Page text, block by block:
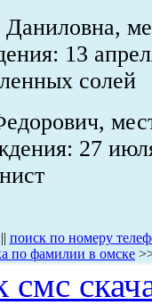
13
солей
27
|| поиск по номеру
по фамилии в омске
смс